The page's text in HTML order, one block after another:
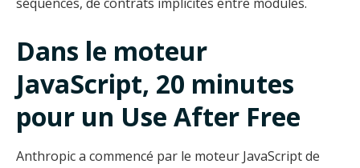
Dans le moteur
JavaScript, 20 minutes
pour un Use After Free
Anthropic a commencé par le moteur JavaScript de